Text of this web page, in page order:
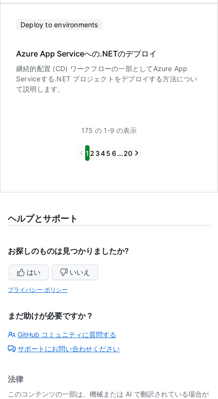
Deploy to environments
Azure App Serviceへの.NETのデプロイ
継続的配置 (CD) ワークフローの一部としてAzure App
Serviceする.NET プロジェクトをデプロイする方法につい
て説明します。
175 の 1-9 の表示
Previous
1 2 345 6 …20 Next
ヘルプとサポート
お探しのものは見つかりましたか?
はい いいえ
プライバシー ポリシー
まだ助けが必要ですか？
GitHub コミュニティに質問する
サポートにお問い合わせください
法律
このコンテンツの一部は、機械または AI で翻訳されている場合が